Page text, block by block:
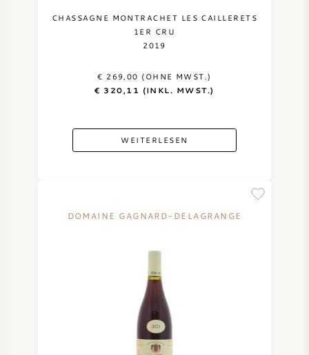
CHASSAGNE MONTRACHET LES CAILLERETS
1ER CRU
2019
€ 269,00 (OHNE MWST.)
€ 320,11 (INKL. MWST.)
WEITERLESEN
DOMAINE GAGNARD-DELAGRANGE